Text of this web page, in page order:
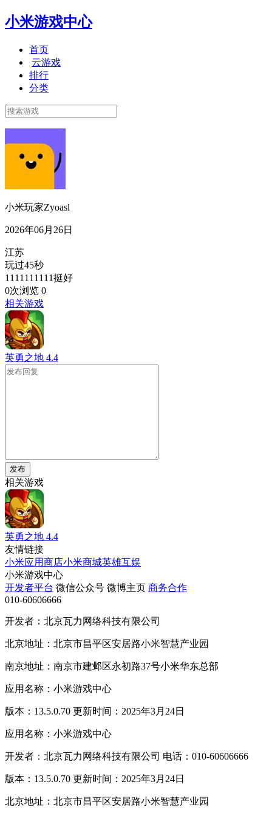
小米游戏中心
首页
云游戏
排行
分类
小米玩家Zyoasl
2026年06月26日
江苏
玩过45秒
1111111111挺好
0次浏览 0
相关游戏
英勇之地 4.4
发布
相关游戏
英勇之地 4.4
友情链接
小米应用商店小米商城英雄互娱
小米游戏中心
开发者平台 微信公众号 微博主页 商务合作
010-60606666
开发者：北京瓦力网络科技有限公司
北京地址：北京市昌平区安居路小米智慧产业园
南京地址：南京市建邺区永初路37号小米华东总部
应用名称：小米游戏中心
版本：13.5.0.70 更新时间：2025年3月24日
应用名称：小米游戏中心
开发者：北京瓦力网络科技有限公司 电话：010-60606666
版本：13.5.0.70 更新时间：2025年3月24日
北京地址：北京市昌平区安居路小米智慧产业园